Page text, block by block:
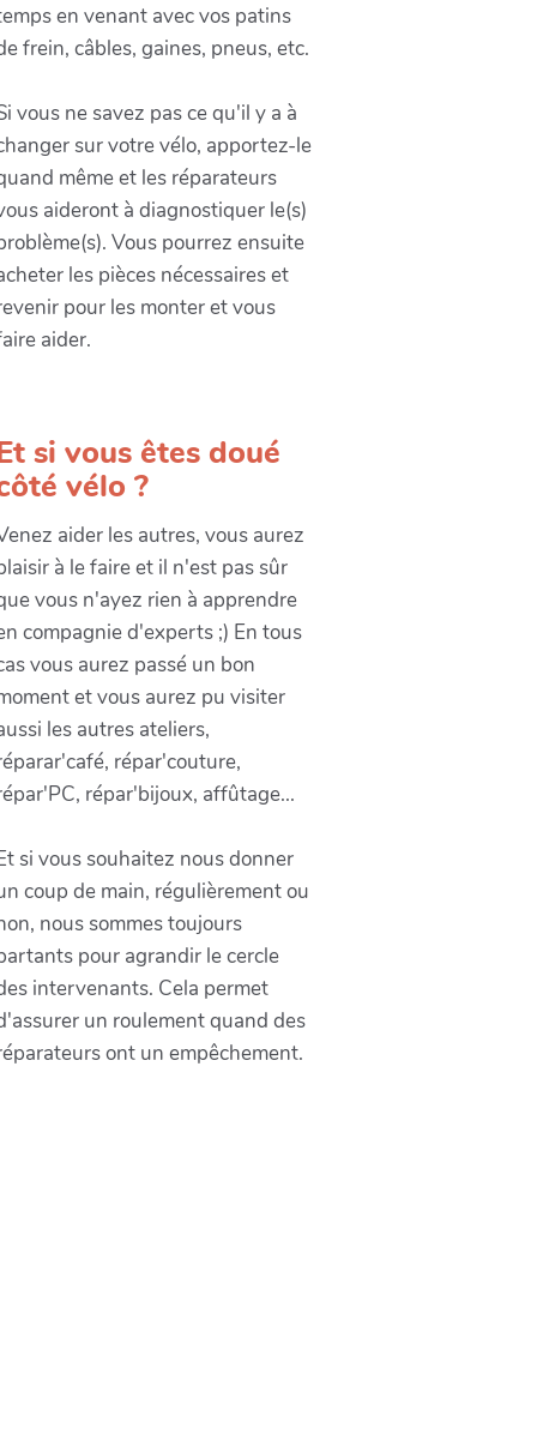
en venant avec vos patins
frein, câbles, gaines, pneus, etc.
vous ne savez pas ce qu'il y a à
sur votre vélo, apportez-le
même et les réparateurs
aideront à diagnostiquer le(s)
Vous pourrez ensuite
les pièces nécessaires et
pour les monter et vous
aider.
si vous êtes doué
vélo ?
aider les autres, vous aurez
à le faire et il n'est pas sûr
vous n'ayez rien à apprendre
compagnie d'experts ;) En tous
vous aurez passé un bon
et vous aurez pu visiter
les autres ateliers,
répar'couture,
répar'bijoux, affûtage...
si vous souhaitez nous donner
coup de main, régulièrement ou
nous sommes toujours
pour agrandir le cercle
intervenants. Cela permet
un roulement quand des
ont un empêchement.